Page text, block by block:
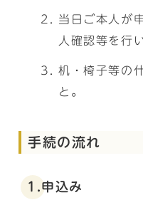
当日ご本人が
人確認等を行
机・椅子等の
と。
手続の流れ
1.申込み